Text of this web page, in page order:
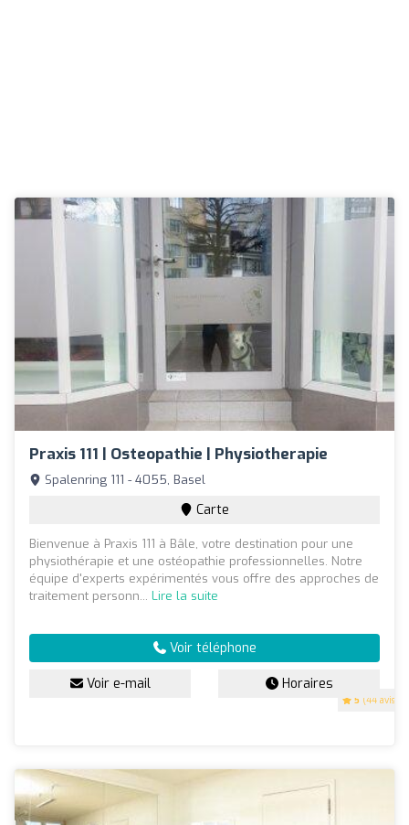
Praxis 111 | Osteopathie | Physiotherapie
5 (44 avis)
Spalenring 111 - 4055, Basel
Carte
Bienvenue à Praxis 111 à Bâle, votre destination pour une
physiothérapie et une ostéopathie professionnelles. Notre
équipe d'experts expérimentés vous offre des approches de
traitement personn... Lire la suite
Voir téléphone
Voir e-mail Horaires